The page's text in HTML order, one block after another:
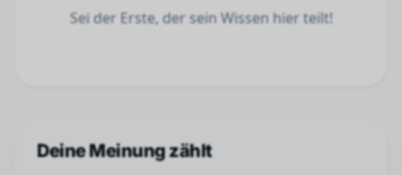
Sei der Erste, der sein Wissen hier teilt!
Deine Meinung zählt